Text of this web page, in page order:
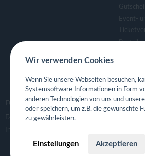
Event-
Eigene
FOLGE UNS
Facebook
Instagram
Wir verwenden Cookies
Wenn Sie unsere Webseiten besuchen,
Systemsoftware Informationen in Form
anderen Technologien von uns und
oder speichern, um z.B. die gewünschte
zu gewährleisten.
Einstellungen Akzeptieren